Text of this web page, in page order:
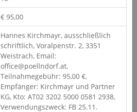
€ 95,00
Hannes Kirchmayr, ausschließlich
schriftlich, Voralpenstr. 2, 3351
Weistrach, Email:
office@poellndorf.at,
Teilnahmegebühr: 95,00 €,
Empfänger: Kirchmayr und Partner
KG, Kto: AT02 3202 5000 0581 2938,
Verwendungszweck: FB 25.11.